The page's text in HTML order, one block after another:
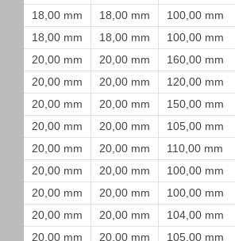
18,00 mm
18,00 mm 100,00 mm
18,00 mm
18,00 mm 100,00 mm
20,00 mm
20,00 mm 160,00 mm
20,00 mm
20,00 mm 120,00 mm
20,00 mm
20,00 mm 150,00 mm
20,00 mm
20,00 mm 105,00 mm
20,00 mm
20,00 mm 110,00 mm
20,00 mm
20,00 mm 100,00 mm
20,00 mm
20,00 mm 100,00 mm
20,00 mm
20,00 mm 104,00 mm
20,00 mm
20,00 mm 105,00 mm